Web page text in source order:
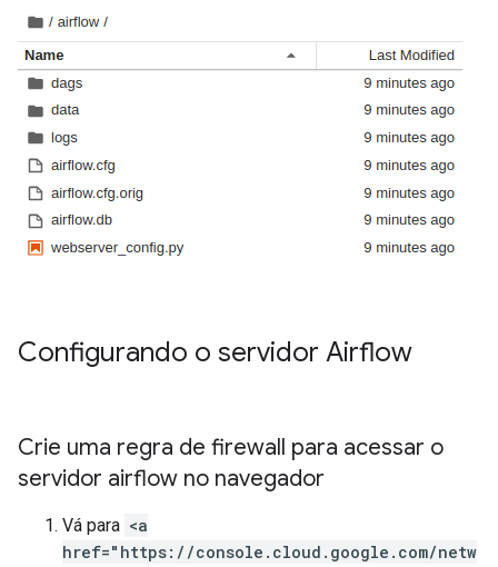
Configurando o servidor Airflow
Crie uma regra de firewall para acessar o
servidor airflow no navegador
Vá para <a
href="https://console.cloud.google.com/netw